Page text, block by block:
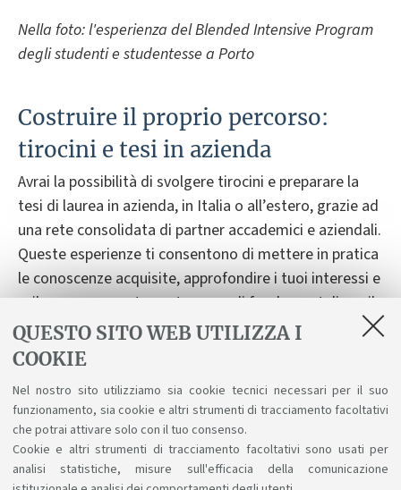
QUESTO SITO WEB UTILIZZA I
COOKIE
Nel nostro sito utilizziamo sia cookie tecnici necessari per il suo
funzionamento, sia cookie e altri strumenti di tracciamento facoltativi
che potrai attivare solo con il tuo consenso.
Cookie e altri strumenti di tracciamento facoltativi sono usati per
analisi statistiche, misure sull'efficacia della comunicazione
Nella foto: l'esperienza del Blended Intensive Program
degli studenti e studentesse a Porto
Costruire il proprio percorso:
tirocini e tesi in azienda
Avrai la possibilità di svolgere tirocini e preparare la
tesi di laurea in azienda, in Italia o all’estero, grazie ad
una rete consolidata di partner accademici e aziendali.
Queste esperienze ti consentono di mettere in pratica
le conoscenze acquisite, approfondire i tuoi interessi e
sviluppare competenze trasversali fondamentali per il
mondo del lavoro e della ricerca.
In evidenza
Prospettive